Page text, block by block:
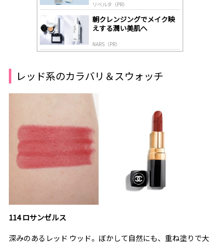
リベルタ（PR）
朝クレンジングでメイク映
えする潤い美肌へ
NARS（PR）
レッド系のカラバリ＆スウォッチ
114 ロサンゼルス
深みのあるレッド ウッド。ぼかして自然にも、重ね塗りで大